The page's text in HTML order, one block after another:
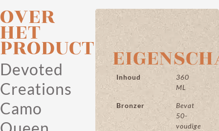
OVER
HET
PRODUCT
Devoted
Creations
Camo
Inhoud
360
ML
Bronzer
Bevat
50-
voudige